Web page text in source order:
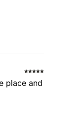
place and